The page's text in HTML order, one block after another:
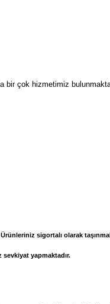
bir çok hizmetimiz
Ürünleriniz sigortalı olarak
sevkiyat yapmaktadır.